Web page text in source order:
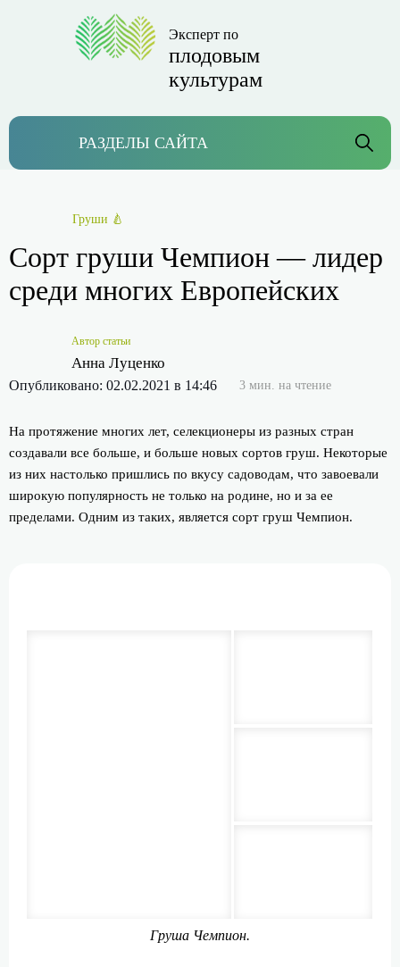
Эксперт по
плодовым
культурам
РАЗДЕЛЫ САЙТА
Груши 🍐
Сорт груши Чемпион — лидер
среди многих Европейских
Автор статьи
Анна Луценко
Опубликовано: 02.02.2021 в 14:46 3 мин. на чтение
На протяжение многих лет, селекционеры из разных стран
создавали все больше, и больше новых сортов груш. Некоторые
из них настолько пришлись по вкусу садоводам, что завоевали
широкую популярность не только на родине, но и за ее
пределами. Одним из таких, является сорт груш Чемпион.
Груша Чемпион.